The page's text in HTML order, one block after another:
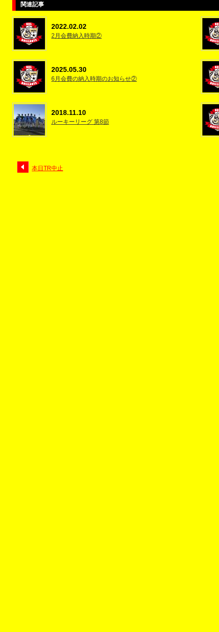
関連記事
2022.02.02
2月会費納入時期②
2025.05.30
6月会費の納入時期のお知らせ②
2018.11.10
ルーキーリーグ 第8節
本日TR中止